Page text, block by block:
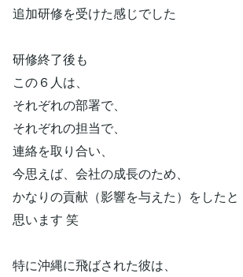
追加研修を受けた感じでした
研修終了後も
この６人は、
それぞれの部署で、
それぞれの担当で、
連絡を取り合い、
今思えば、会社の成長のため、
かなりの貢献（影響を与えた）をしたと
思います 笑
特に沖縄に飛ばされた彼は、